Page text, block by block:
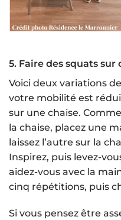
5. Faire des squats sur
Voici deux variations
votre mobilité est
sur une chaise.
la chaise, placez une
laissez l’autre sur la
Inspirez, puis levez-
aidez-vous avec la
cinq répétitions, puis
Si vous pensez être